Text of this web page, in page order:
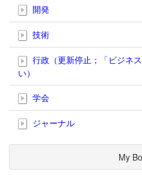
開発
技術
行政（更新停止；「ビジネ
い）
学会
ジャーナル
My